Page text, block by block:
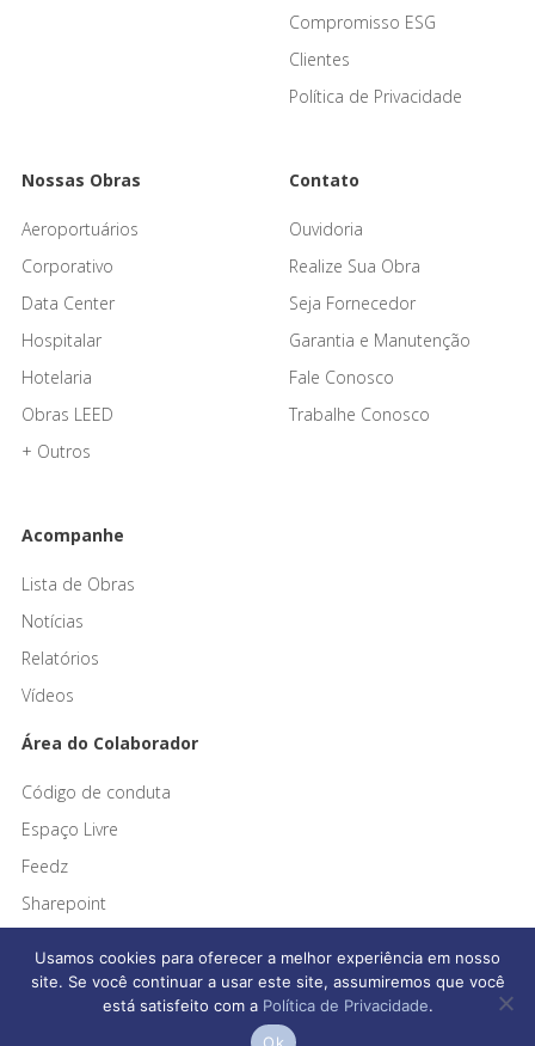
Compromisso ESG
Clientes
Política de Privacidade
Nossas Obras
Aeroportuários
Corporativo
Data Center
Hospitalar
Hotelaria
Obras LEED
+ Outros
Contato
Ouvidoria
Realize Sua Obra
Seja Fornecedor
Garantia e Manutenção
Fale Conosco
Trabalhe Conosco
Acompanhe
Lista de Obras
Notícias
Relatórios
Vídeos
Área do Colaborador
Código de conduta
Espaço Livre
Feedz
Sharepoint
Afonso França Engenharia © 2026 Todos os direitos reservados
Usamos cookies para oferecer a melhor experiência em nosso
site. Se você continuar a usar este site, assumiremos que você
está satisfeito com a Política de Privacidade.
Ok